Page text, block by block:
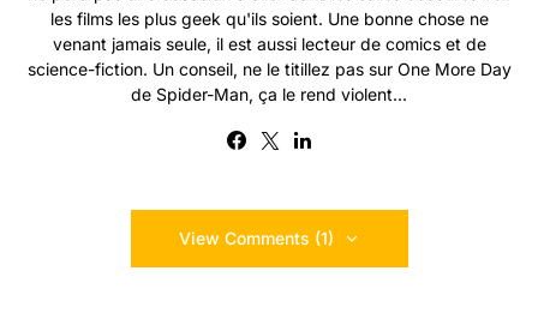
les films les plus geek qu'ils soient. Une bonne chose ne
venant jamais seule, il est aussi lecteur de comics et de
science-fiction. Un conseil, ne le titillez pas sur One More Day
de Spider-Man, ça le rend violent...
View Comments (1)